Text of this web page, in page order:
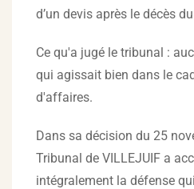
d’un devis après le décès
Ce qu'a jugé le tribunal :
qui agissait bien dans le
d'affaires.
Dans sa décision du 25
Tribunal de VILLEJUIF a
intégralement la défense